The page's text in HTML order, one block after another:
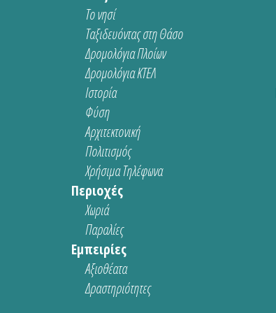
Το νησί
Ταξιδευόντας στη Θάσο
Δρομολόγια Πλοίων
Δρομολόγια ΚΤΕΛ
Ιστορία
Φύση
Αρχιτεκτονική
Πολιτισμός
Χρήσιμα Τηλέφωνα
Περιοχές
Χωριά
Παραλίες
Εμπειρίες
Αξιοθέατα
Δραστηριότητες